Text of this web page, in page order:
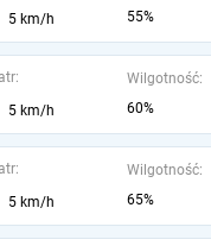
5 km/h
55%
5 km/h
Wilgotność:
60%
5 km/h
Wilgotność:
65%